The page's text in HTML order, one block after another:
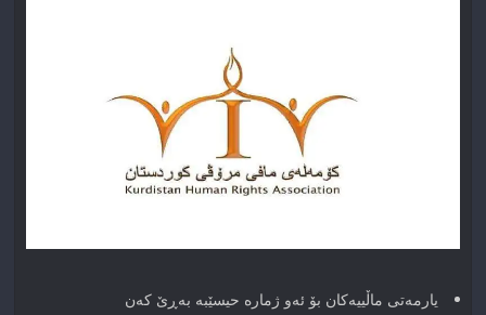
یارمەتی ماڵییەکان بۆ ئەو ژماره حیسێبە بەڕێ کەن